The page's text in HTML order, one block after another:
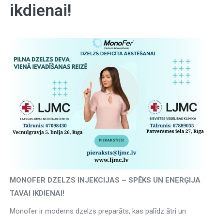
ikdienai!
MONOFER DZELZS INJEKCIJAS – SPĒKS UN ENERĢIJA
TAVAI IKDIENAI!
Monofer ir moderns dzelzs preparāts, kas palīdz ātri un